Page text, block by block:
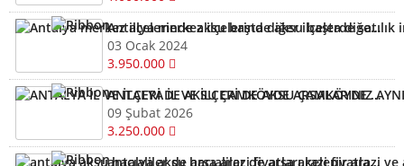
Antalya merkez ilçelerinde aksu başta diğer ilçelerde satılık imarlı müstail tapulu arsa
03 Ocak 2024
3.950.000
ANTALYA İL VE İLÇERİ DE AKSU ÇAMKÖYDE ARSALARINIZ AYNI GÜN NAKİTE ÇEVRİLİR
09 Şubat 2026
3.250.000
antalya aksu hacıaliler,de arsa arazi fiyatları kelepir arazi ve arsalar